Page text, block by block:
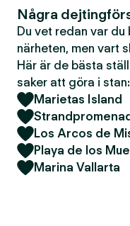
Några
Du vet redan var
närheten, men vart
Här är de bästa
saker att göra i stan:
Marietas Island
Los Arcos de
Playa de los
Marina Vallarta